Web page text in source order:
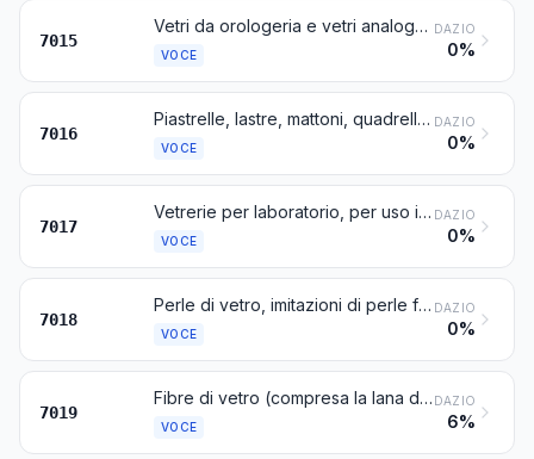
7015
Vetri da orologeria e vetri analoghi, vetri da occhialeria comune e medica, curvi, piegati, incavati o simili, non lavorati otticamente; sfere (globi) cave e loro segmenti, di vetro, per la fabbricazione di tali vetri
VOCE
DAZIO
0%
7016
Piastrelle, lastre, mattoni, quadrelli, tegole ed altri oggetti, di vetro pressato o foggiate a stampo, anche armato, per l'edilizia o la costruzione; cubi, tessere ed altre vetrerie, anche su supporto, per mosaici o decorazioni simili; vetri riuniti in vetrate; vetro detto « multicellulare » o vetro « ad alveoli » in blocchi, pannelli, lastre, conchiglie o forme simili
VOCE
DAZIO
0%
7017
Vetrerie per laboratorio, per uso igienico o per farmacia, anche graduate o tarate
VOCE
DAZIO
0%
7018
Perle di vetro, imitazioni di perle fini o coltivate, imitazioni di pietre preziose (gemme) e semipreziose (fini) e conterie simili, loro lavori diversi dalle minuterie di bigiotteria; occhi di vetro, diversi da quelli per protesi; statuette ed altri oggetti di ornamento, di vetro lavorato al cannello (vetro filato), diversi dalle minuterie di bigiotteria; microsfere di vetro di diametro non superiore a 1 mm
VOCE
DAZIO
0%
7019
Fibre di vetro (compresa la lana di vetro) e lavori di queste materie (per esempio: filati, filati accoppiati in parallelo senza torsione (rovings), tessuti)
VOCE
DAZIO
6%